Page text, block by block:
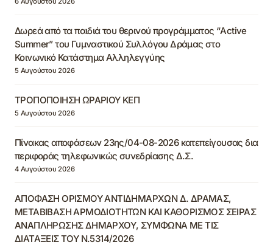
Δωρεά από τα παιδιά του θερινού προγράμματος “Active
Summer” του Γυμναστικού Συλλόγου Δράμας στο
Κοινωνικό Κατάστημα Αλληλεγγύης
5 Αυγούστου 2026
ΤΡΟΠΟΠΟΙΗΣΗ ΩΡΑΡΙΟΥ ΚΕΠ
5 Αυγούστου 2026
Πίνακας αποφάσεων 23ης/04-08-2026 κατεπείγουσας δια
περιφοράς τηλεφωνικώς συνεδρίασης Δ.Σ.
4 Αυγούστου 2026
ΑΠΟΦΑΣΗ ΟΡΙΣΜΟΥ ΑΝΤΙΔΗΜΑΡΧΩΝ Δ. ΔΡΑΜΑΣ,
ΜΕΤΑΒΙΒΑΣΗ ΑΡΜΟΔΙΟΤΗΤΩΝ ΚΑΙ ΚΑΘΟΡΙΣΜΟΣ ΣΕΙΡΑΣ
ΑΝΑΠΛΗΡΩΣΗΣ ΔΗΜΑΡΧΟΥ, ΣΥΜΦΩΝΑ ΜΕ ΤΙΣ
ΔΙΑΤΑΞΕΙΣ ΤΟΥ Ν.5314/2026